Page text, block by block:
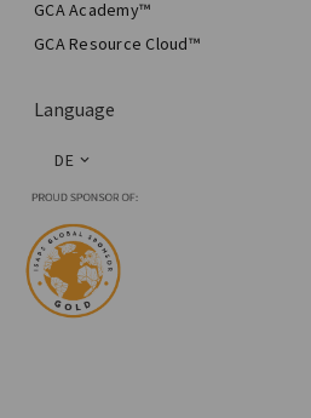
GCA Academy™
GCA Resource Cloud™
Language
DE